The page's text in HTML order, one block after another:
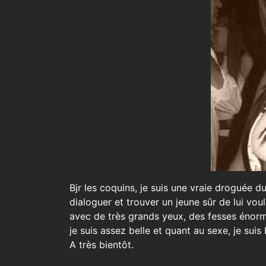
Bjr les coquins, je suis une vraie droguée
dialoguer et trouver un jeune sûr de lui
avec de très grands yeux, des fesses
je suis assez belle et quant au sexe, je
A très bientôt.